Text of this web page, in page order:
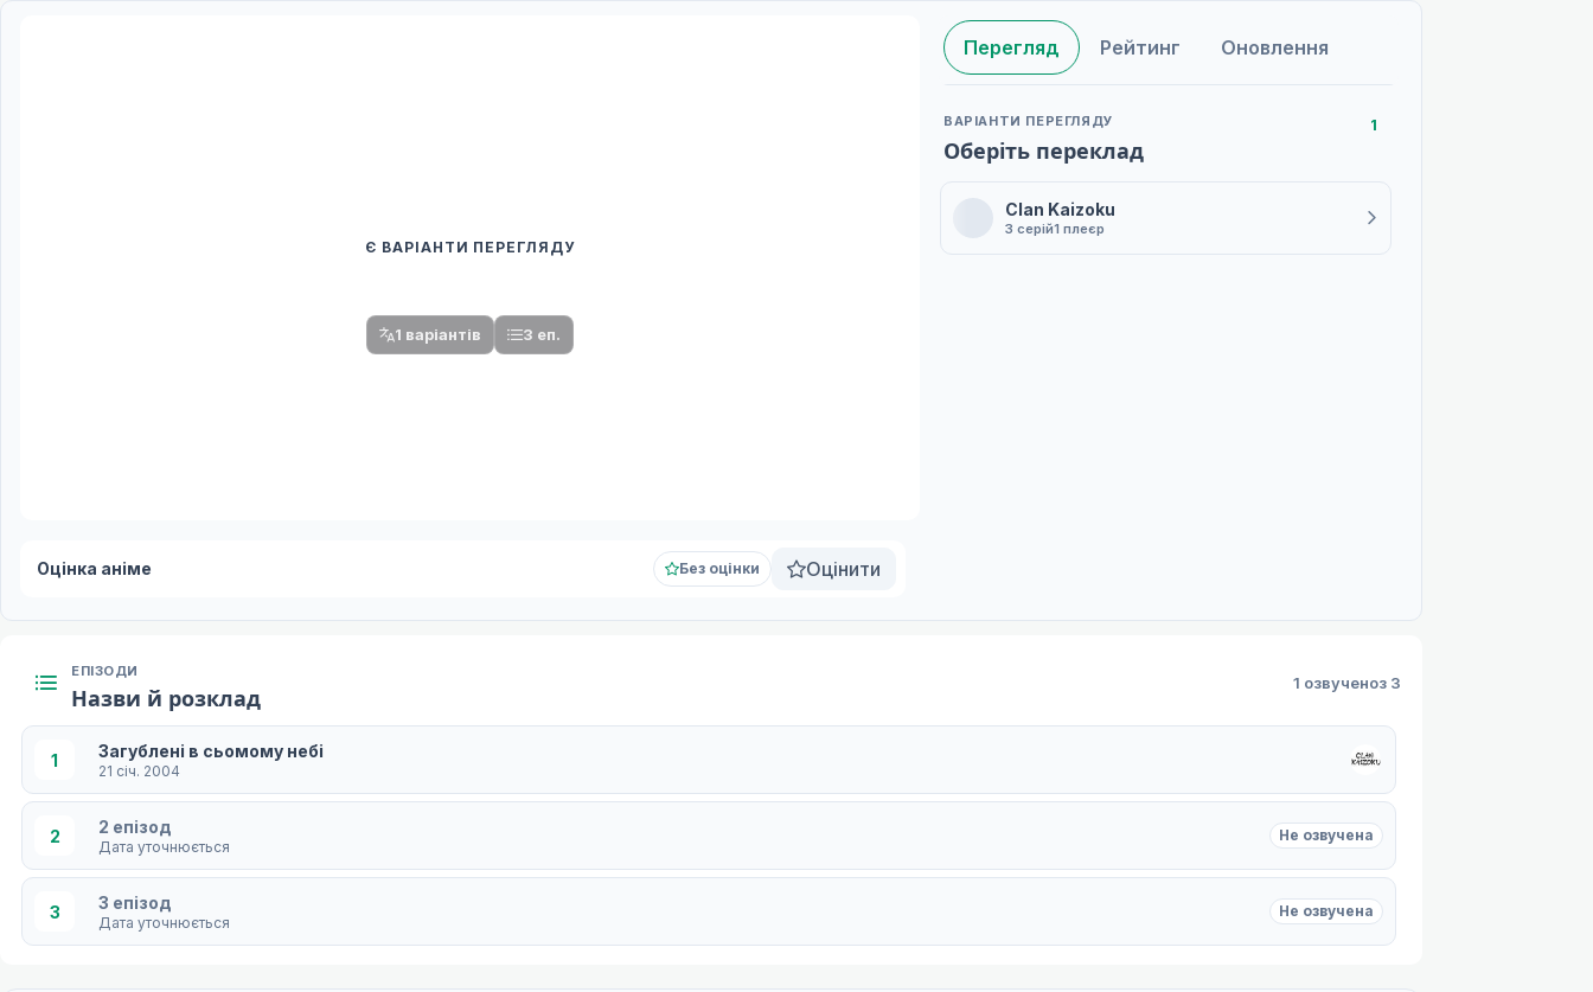
Є ВАРІАНТИ ПЕРЕГЛЯДУ
1 варіантів 3 еп.
Оцінка аніме Без оцінки Оцінити
Перегляд Рейтинг Оновлення
ВАРІАНТИ ПЕРЕГЛЯДУ
Оберіть переклад
1
Clan Kaizoku
3 серій1 плеєр
ЕПІЗОДИ
Назви й розклад
1 озвученоз 3
1 Загублені в сьомому небі
21 січ. 2004
2 2 епізод
Дата уточнюється
Не озвучена
3 3 епізод
Дата уточнюється
Не озвучена